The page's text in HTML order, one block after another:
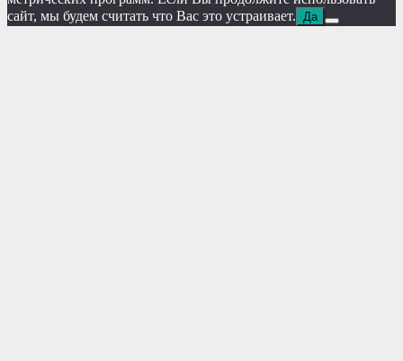
сайт, мы будем считать что Вас это устраивает.
Да